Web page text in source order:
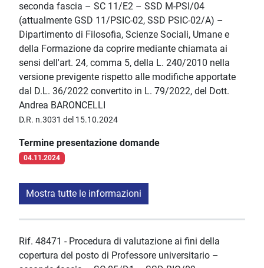
seconda fascia – SC 11/E2 – SSD M-PSI/04
(attualmente GSD 11/PSIC-02, SSD PSIC-02/A) –
Dipartimento di Filosofia, Scienze Sociali, Umane e
della Formazione da coprire mediante chiamata ai
sensi dell'art. 24, comma 5, della L. 240/2010 nella
versione previgente rispetto alle modifiche apportate
dal D.L. 36/2022 convertito in L. 79/2022, del Dott.
Andrea BARONCELLI
D.R. n.3031 del 15.10.2024
Termine presentazione domande
04.11.2024
Mostra tutte le informazioni
Rif. 48471 - Procedura di valutazione ai fini della
copertura del posto di Professore universitario –